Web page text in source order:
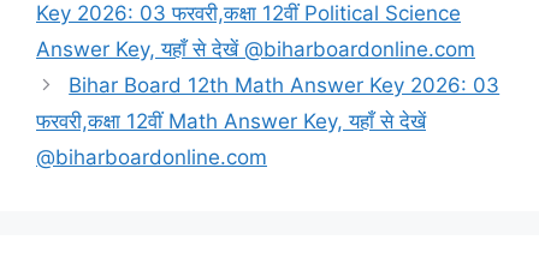
Key 2026: 03 फरवरी,कक्षा 12वीं Political Science
Answer Key, यहाँ से देखें @biharboardonline.com
Bihar Board 12th Math Answer Key 2026: 03
फरवरी,कक्षा 12वीं Math Answer Key, यहाँ से देखें
@biharboardonline.com